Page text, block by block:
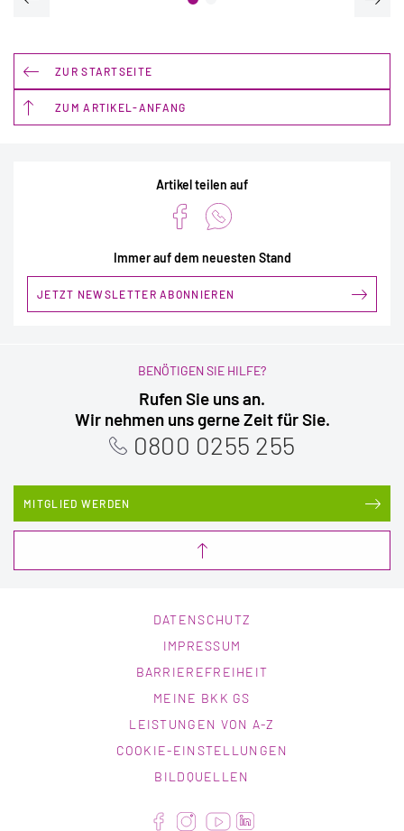
ZUR STARTSEITE
ZUM ARTIKEL-ANFANG
Artikel teilen auf
Immer auf dem neuesten Stand
JETZT NEWSLETTER ABONNIEREN
BENÖTIGEN SIE HILFE?
Rufen Sie uns an.
Wir nehmen uns gerne Zeit für Sie.
0800 0255 255
MITGLIED WERDEN
DATENSCHUTZ
IMPRESSUM
BARRIEREFREIHEIT
MEINE BKK GS
LEISTUNGEN VON A-Z
COOKIE-EINSTELLUNGEN
BILDQUELLEN